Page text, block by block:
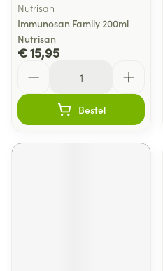
Nutrisan
Immunosan Family 200ml
Nutrisan
€ 15,95
Bestel